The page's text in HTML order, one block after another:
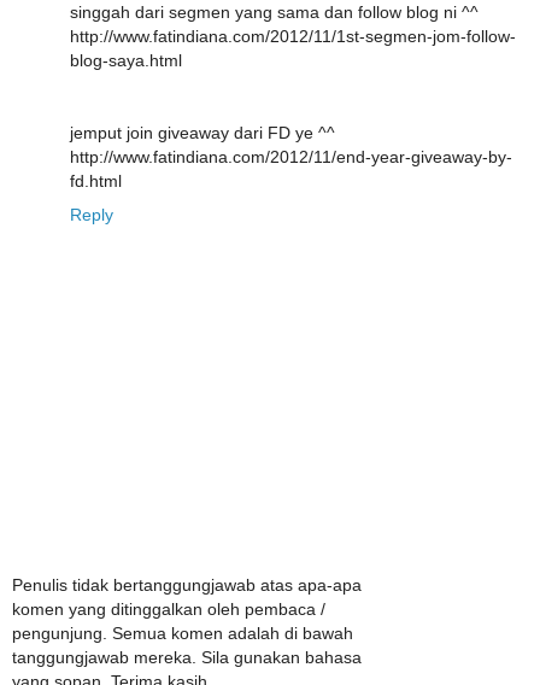
singgah dari segmen yang sama dan follow blog ni ^^
http://www.fatindiana.com/2012/11/1st-segmen-jom-follow-
blog-saya.html
jemput join giveaway dari FD ye ^^
http://www.fatindiana.com/2012/11/end-year-giveaway-by-
fd.html
Reply
Penulis tidak bertanggungjawab atas apa-apa
komen yang ditinggalkan oleh pembaca /
pengunjung. Semua komen adalah di bawah
tanggungjawab mereka. Sila gunakan bahasa